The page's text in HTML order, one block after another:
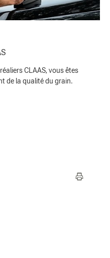
CLAAS, vous êtes
de la qualité du grain.